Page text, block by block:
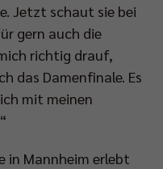
Jetzt schaut sie bei
gern auch die
richtig drauf,
das Damenfinale. Es
mit meinen
in Mannheim erlebt